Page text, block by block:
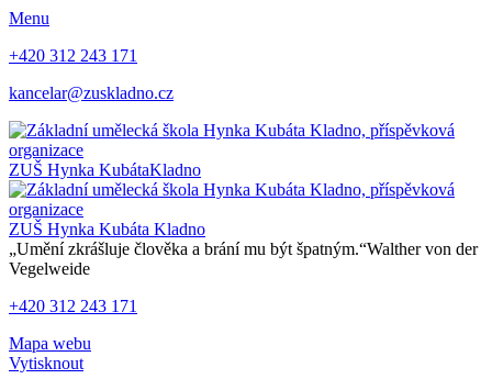
Menu
+420 312 243 171
kancelar@zuskladno.cz
ZUŠ Hynka KubátaKladno
ZUŠ Hynka Kubáta Kladno
„Umění zkrášluje člověka a brání mu být špatným.“Walther von der
Vegelweide
+420 312 243 171
Mapa webu
Vytisknout